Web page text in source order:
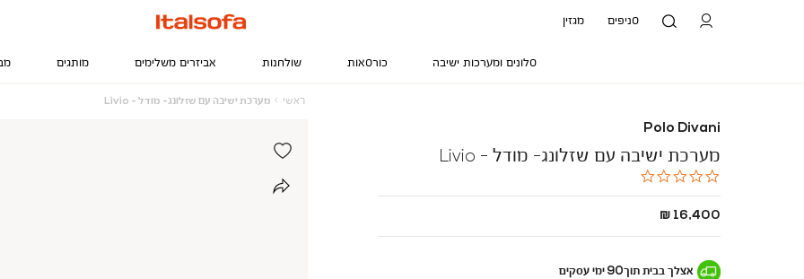
סניפים מגזין
סלונים ומערכות ישיבה כורסאות שולחנות אביזרים משלימים מותגים
ראשי ראשי
מערכת ישיבה עם שזלונג- מודל - Livio
מערכת
Polo Divani
מערכת ישיבה עם שזלונג- מודל - Livio
16,400 ₪
אצלך בבית תוך90 ימי עסקים